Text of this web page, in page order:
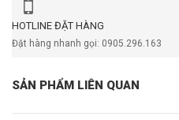
HOTLINE ĐẶT HÀNG
Đặt hàng nhanh gọi: 0905.296.163
SẢN PHẨM LIÊN QUAN